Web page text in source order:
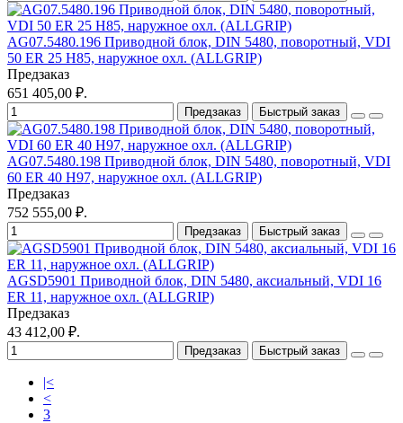
AG07.5480.196 Приводной блок, DIN 5480, поворотный, VDI
50 ER 25 Н85, наружное охл. (ALLGRIP)
Предзаказ
651 405,00 ₽.
Предзаказ Быстрый заказ
AG07.5480.198 Приводной блок, DIN 5480, поворотный, VDI
60 ER 40 Н97, наружное охл. (ALLGRIP)
Предзаказ
752 555,00 ₽.
Предзаказ Быстрый заказ
AGSD5901 Приводной блок, DIN 5480, аксиальный, VDI 16
ER 11, наружное охл. (ALLGRIP)
Предзаказ
43 412,00 ₽.
Предзаказ Быстрый заказ
|<
<
3